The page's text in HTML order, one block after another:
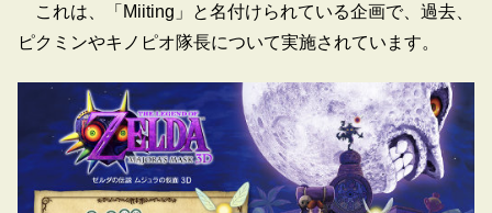
これは、「Miiting」と名付けられている企画で、過去、
ピクミンやキノピオ隊長について実施されています。